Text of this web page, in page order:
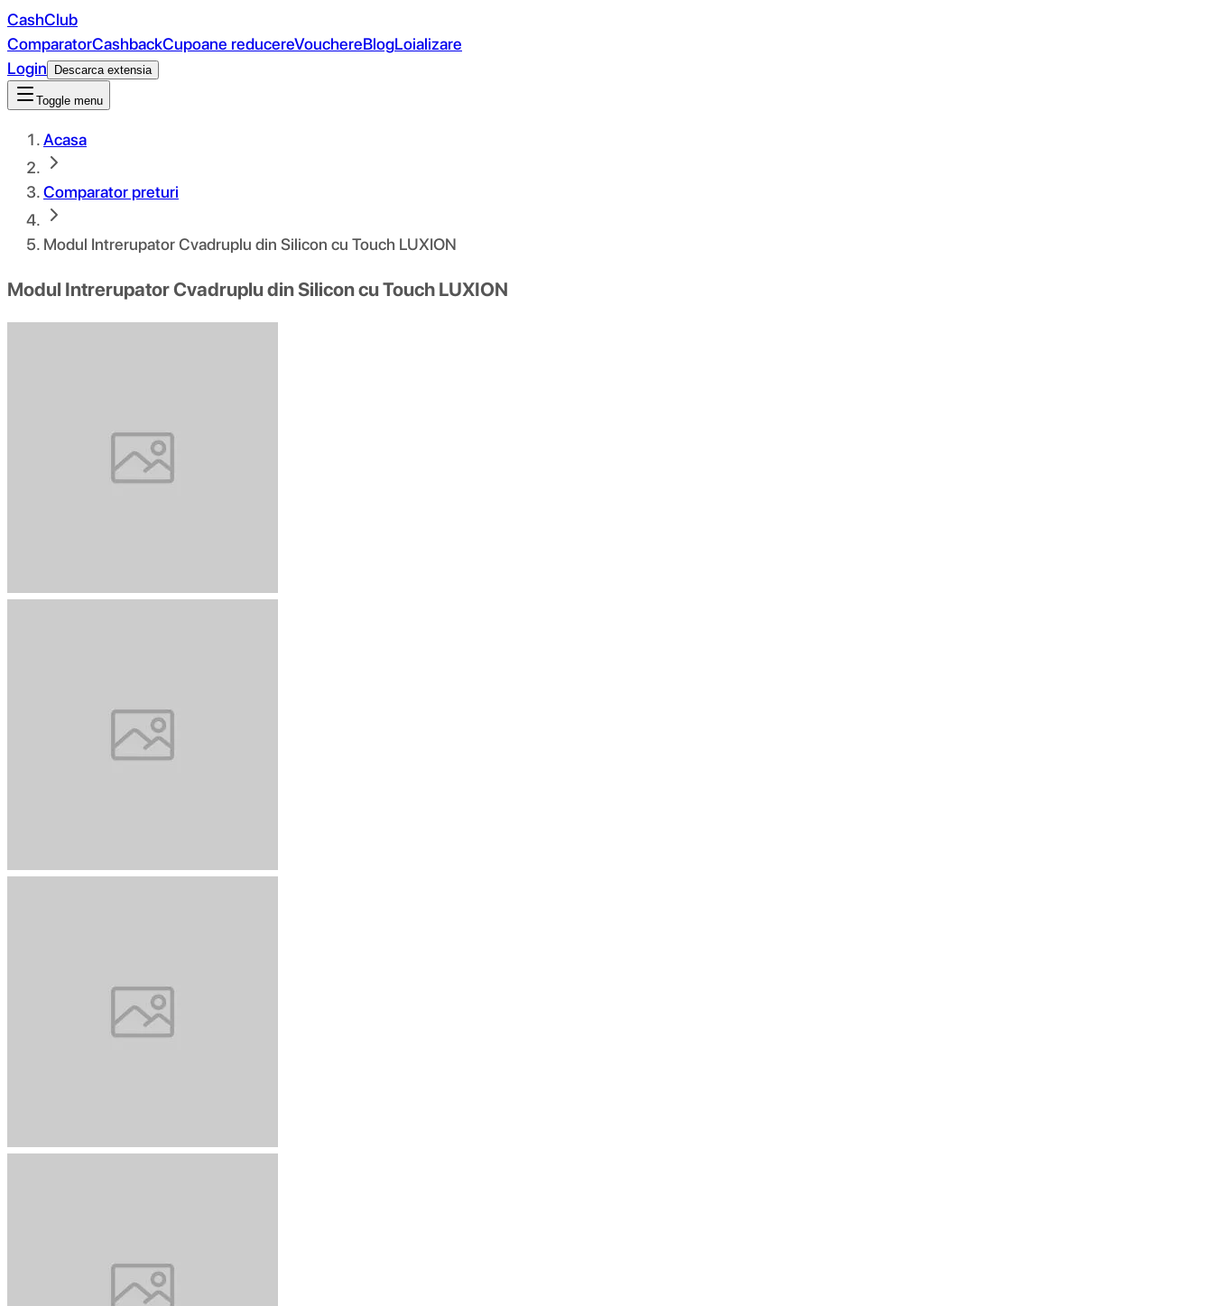
CashClub
ComparatorCashbackCupoane reducereVouchereBlogLoializare
Login
Descarca extensia
Toggle menu
Acasa
Comparator preturi
Modul Intrerupator Cvadruplu din Silicon cu Touch LUXION
Modul Intrerupator Cvadruplu din Silicon cu Touch LUXION